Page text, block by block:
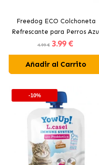
Freedog ECO Colchoneta
Refrescante para Perros Azul
4.99 € 3.99 €
Añadir al Carrito
-10%